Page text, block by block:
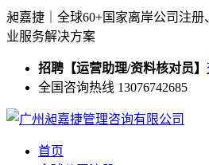
昶嘉捷｜全球60+国家离岸公司注
业服务解决方案
招聘【运营助理/资料核对员】
全国咨询热线 13076742685
首页